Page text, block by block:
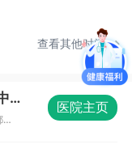
查看其他时间
漯河市郾城区人民医院体检中心
河南省漯河市郾城区海河路260号
医院主页